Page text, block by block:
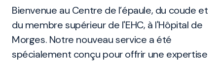
Bienvenue au Centre de l’épaule, du coude et
du membre supérieur de l'EHC, à l'Hôpital de
Morges. Notre nouveau service a été
spécialement conçu pour offrir une expertise